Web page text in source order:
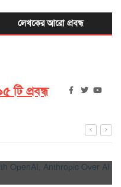
লেখকের আরো প্রবন্ধ
টি প্রবন্ধ
OpenAI, Anthropic